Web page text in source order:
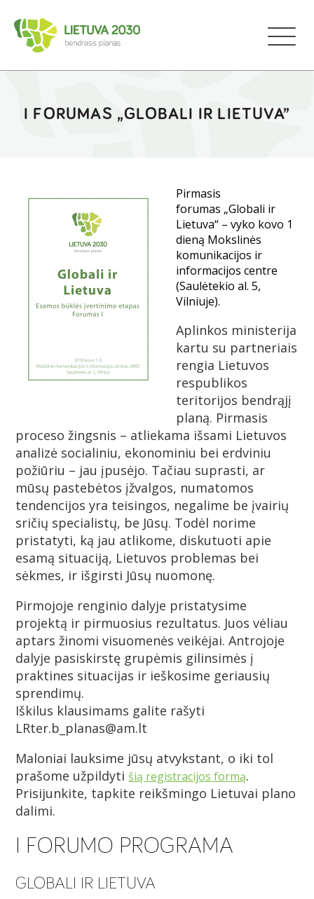
I FORUMAS „GLOBALI IR LIETUVA”
Pirmasis
forumas „Globali ir
Lietuva“ – vyko kovo 1
dieną Mokslinės
komunikacijos ir
informacijos centre
(Saulėtekio al. 5,
Vilniuje).
Aplinkos ministerija
kartu su partneriais
rengia Lietuvos
respublikos
teritorijos bendrąjį
planą. Pirmasis
proceso žingsnis – atliekama išsami Lietuvos
analizė socialiniu, ekonominiu bei erdviniu
požiūriu – jau įpusėjo. Tačiau suprasti, ar
mūsų pastebėtos įžvalgos, numatomos
tendencijos yra teisingos, negalime be įvairių
sričių specialistų, be Jūsų. Todėl norime
pristatyti, ką jau atlikome, diskutuoti apie
esamą situaciją, Lietuvos problemas bei
sėkmes, ir išgirsti Jūsų nuomonę.
Pirmojoje renginio dalyje pristatysime
projektą ir pirmuosius rezultatus. Juos vėliau
aptars žinomi visuomenės veikėjai. Antrojoje
dalyje pasiskirstę grupėmis gilinsimės į
praktines situacijas ir ieškosime geriausių
sprendimų.
Iškilus klausimams galite rašyti
LRter.b_planas@am.lt
Maloniai lauksime jūsų atvykstant, o iki tol
prašome užpildyti šią registracijos formą.
Prisijunkite, tapkite reikšmingo Lietuvai plano
dalimi.
I FORUMO PROGRAMA
GLOBALI IR LIETUVA